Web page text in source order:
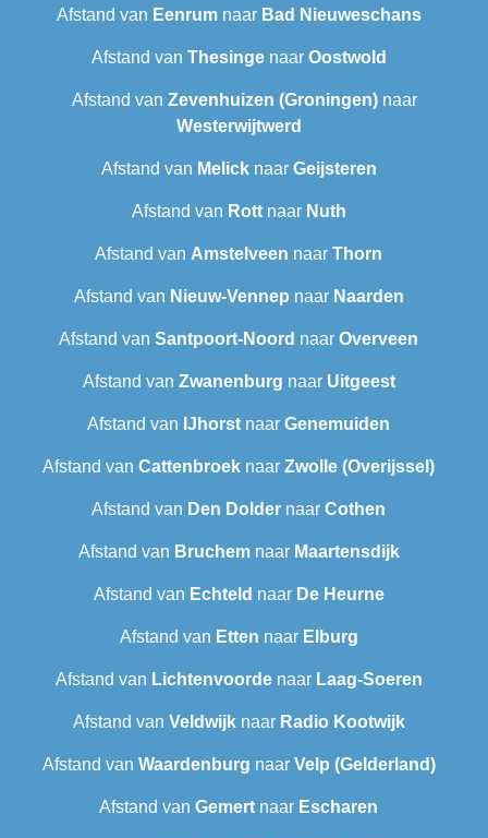
Afstand van Eenrumnaar Bad Nieuweschans
Afstand van Thesingenaar Oostwold
Afstand van Zevenhuizen (Groningen)naar
Westerwijtwerd
Afstand van Melicknaar Geijsteren
Afstand van Rottnaar Nuth
Afstand van Amstelveen naar Thorn
Afstand van Nieuw-Vennep naar Naarden
Afstand van Santpoort-Noord naar Overveen
Afstand van Zwanenburg naar Uitgeest
Afstand van IJhorst naar Genemuiden
Afstand van Cattenbroek naar Zwolle (Overijssel)
Afstand van Den Dolder naar Cothen
Afstand van Bruchemnaar Maartensdijk
Afstand van Echteld naar De Heurne
Afstand van Etten naar Elburg
Afstand van Lichtenvoordenaar Laag-Soeren
Afstand van Veldwijknaar Radio Kootwijk
Afstand van Waardenburg naar Velp (Gelderland)
Afstand van Gemert naar Escharen